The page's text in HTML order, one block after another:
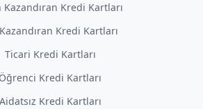
Kazandıran Kredi Kartları
Kredi Kartları
Ticari Kredi Kartları
Öğrenci Kredi Kartları
Aidatsız Kredi Kartları